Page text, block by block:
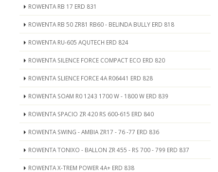
ROWENTA RB 17 ERD 831
ROWENTA RB 50 ZR81 RB60 - BELINDA BULLY ERD 818
ROWENTA RU-605 AQUTECH ERD 824
ROWENTA SILENCE FORCE COMPACT ECO ERD 820
ROWENTA SLIENCE FORCE 4A R06441 ERD 828
ROWENTA SOAM R0 1243 1700 W - 1800 W ERD 839
ROWENTA SPACIO ZR 420 RS 600-615 ERD 840
ROWENTA SWING - AMBIA ZR17 - 76 -77 ERD 836
ROWENTA TONIXO - BALLON ZR 455 - RS 700 - 799 ERD 837
ROWENTA X-TREM POWER 4A+ ERD 838